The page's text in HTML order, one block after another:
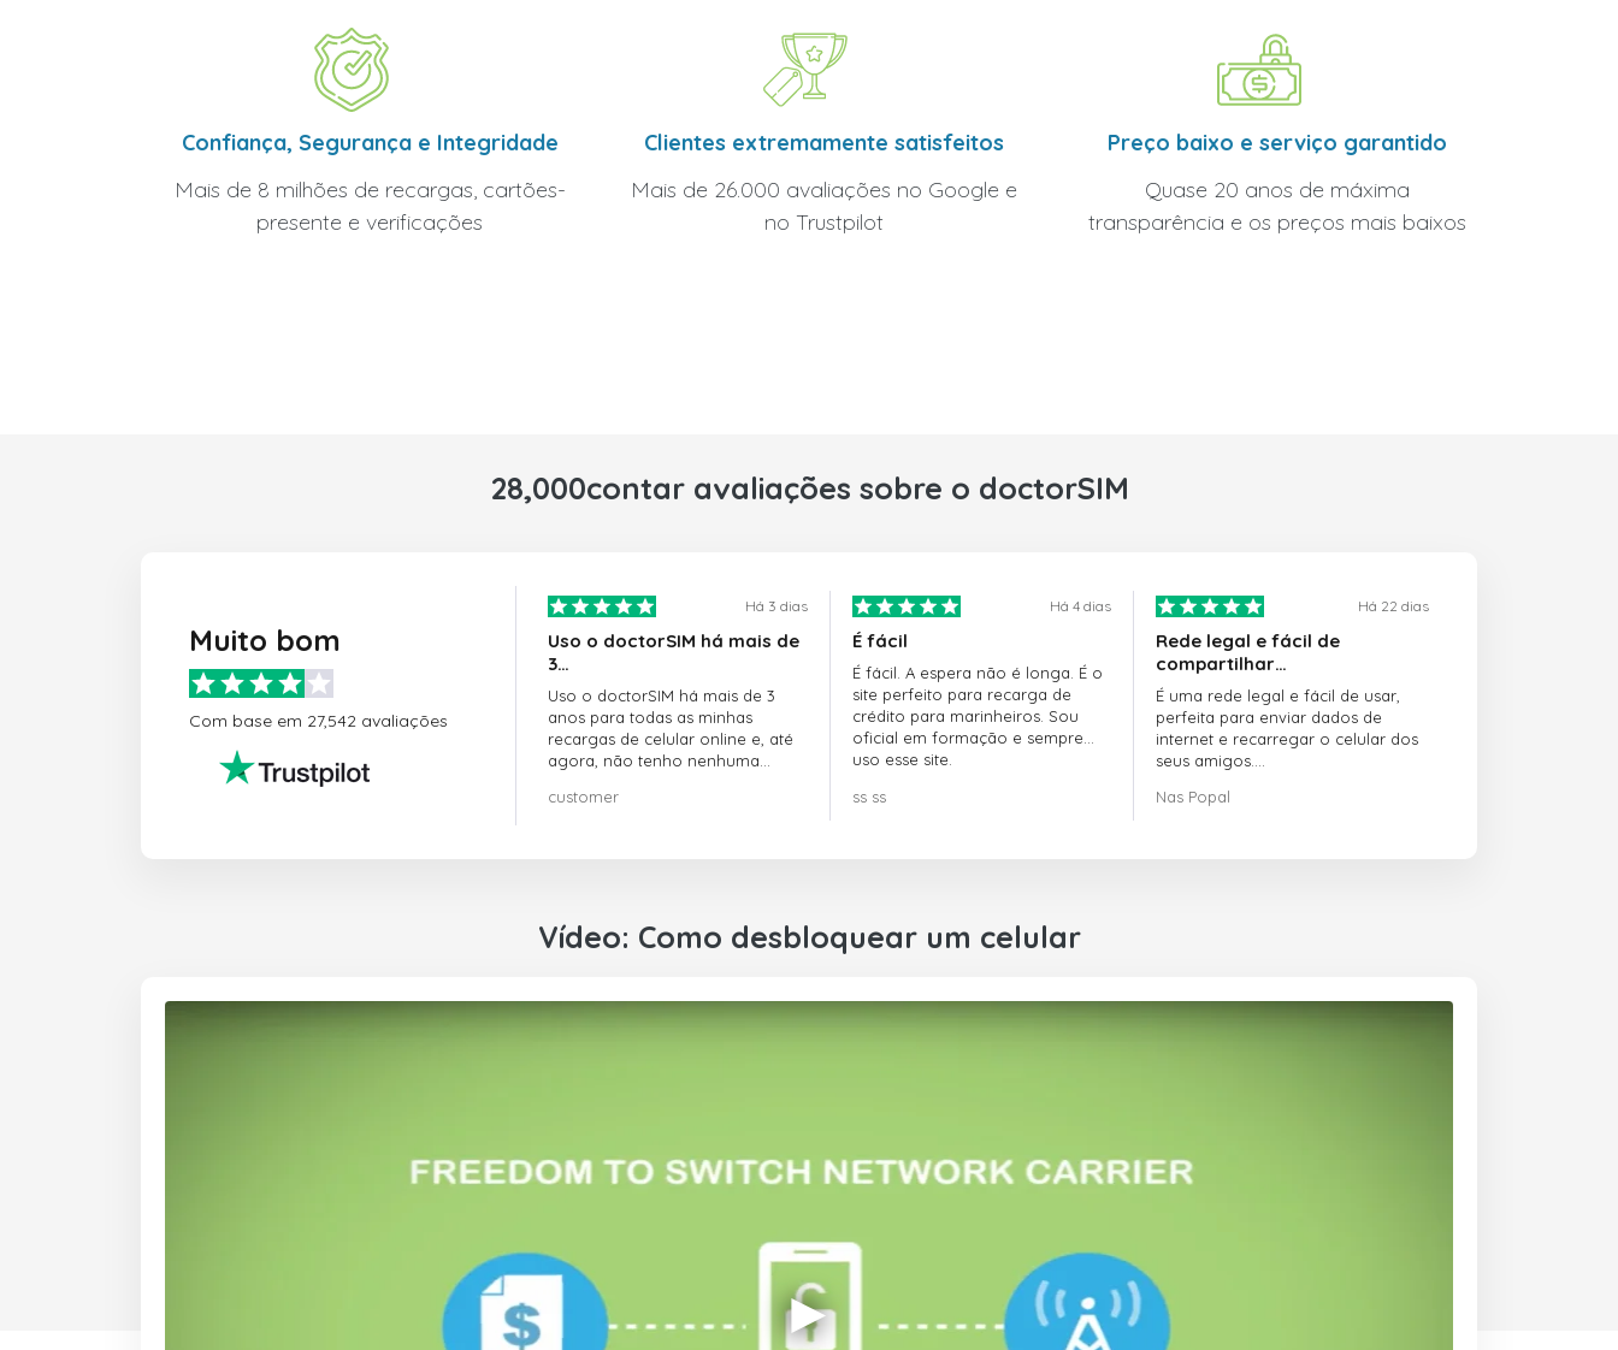
Confiança, Segurança e Integridade
Mais de 8 milhões de recargas, cartões-
presente e verificações
Clientes extremamente satisfeitos
Mais de 26.000 avaliações no Google e
no Trustpilot
Preço baixo e serviço garantido
Quase 20 anos de máxima
transparência e os preços mais baixos
28,000contar avaliações sobre o doctorSIM
Muito bom
Com base em 27,542 avaliações
Há 3 dias
Uso o doctorSIM há mais de
3…
Uso o doctorSIM há mais de 3
anos para todas as minhas
recargas de celular online e, até
agora, não tenho nenhuma
customer
Há 4 dias
É fácil
É fácil. A espera não é longa. É o
site perfeito para recarga de
crédito para marinheiros. Sou
oficial em formação e sempre
uso esse site.
ss ss
Há 22 dias
Rede legal e fácil de
compartilhar…
É uma rede legal e fácil de usar,
perfeita para enviar dados de
internet e recarregar o celular dos
seus amigos.
O atendimento ao cliente é incrível.
Nas
Nas Popal
Vídeo: Como desbloquear um celular